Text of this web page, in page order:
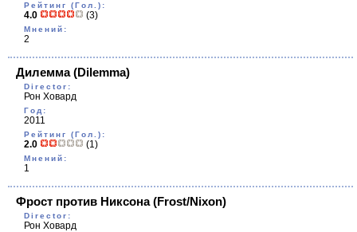
Рейтинг (Гол.):
4.0 (3)
Мнений:
2
Дилемма(Dilemma)
Director:
Рон Ховард
Год:
2011
Рейтинг (Гол.):
2.0 (1)
Мнений:
1
Фрост против Никсона(Frost/Nixon)
Director:
Рон Ховард